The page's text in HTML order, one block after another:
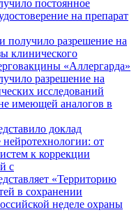
постоянное
на препарат
разрешение на
клинического
«Аллергарда»
разрешение на
исследований
имеющей аналогов в
доклад
от
к коррекции
с
«Территорию
в сохранении
неделе охраны